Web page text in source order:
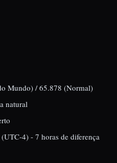
Mundo) / 65.878 (Normal)
natural
4) - 7 horas de diferença